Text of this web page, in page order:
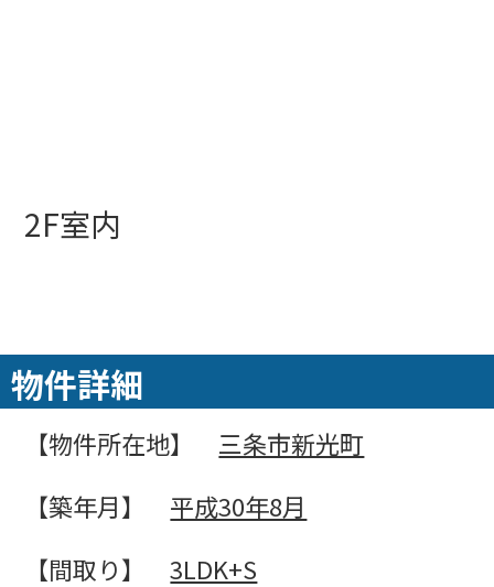
2F室内
物件詳細
【物件所在地】 三条市新光町
【築年月】 平成30年8月
【間取り】3LDK+S